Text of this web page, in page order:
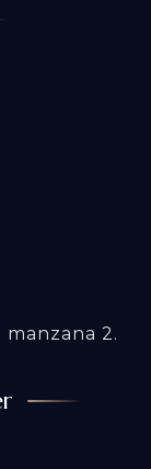
manzana 2.